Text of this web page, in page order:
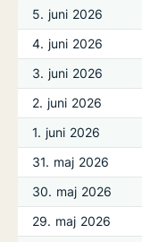
5. juni 2026
4. juni 2026
3. juni 2026
2. juni 2026
1. juni 2026
31. maj 2026
30. maj 2026
29. maj 2026